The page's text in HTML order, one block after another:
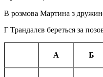
В розмова Мартина з
Г Трандалєв береться за
А Б